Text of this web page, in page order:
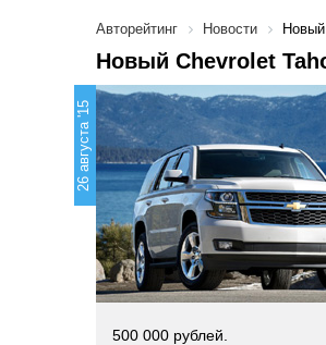
Авторейтинг Новости
Новый Chevrolet
26 августа '15
500 000 рублей.